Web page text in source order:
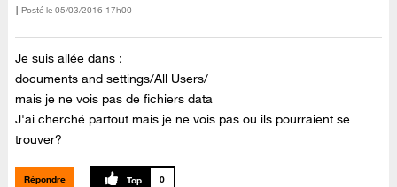
Posté le ‎05/03/2016 17h00
Je suis allée dans :
documents and settings/All Users/
mais je ne vois pas de fichiers data
J'ai cherché partout mais je ne vois pas ou ils pourraient se
trouver?
Répondre 0